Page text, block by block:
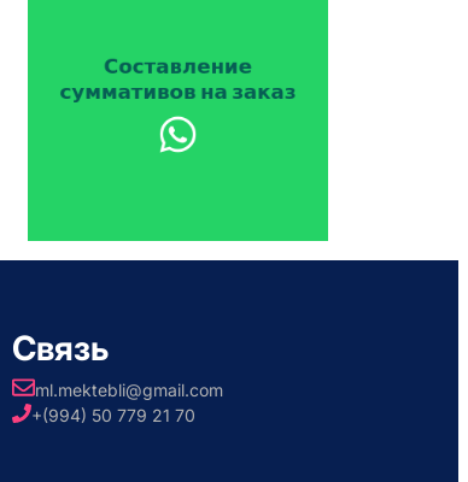
Связь
ml.mektebli@gmail.com
+(994) 50 779 21 70